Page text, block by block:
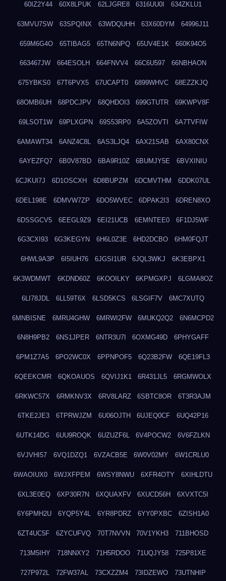
60IZ2Y44 60X8LPUK 62LJGRE8 6316UU0I 634ZKLU1
63MVU7SW 63SPQINX 63WDQUHH 63X60DYM 64996J11
659M6G4O 65TIBAG5 65TN6NPQ 65UV4E1K 660K94O5
663467JW 664ESOLH 664FNVV4 66C6U597 66NBHAON
675YBKS0 67T6PVX5 67UCAPT0 6899WHVC 68EZZKJQ
68OMB6UH 68PDCJPV 68QHDOI3 699GTUTR 69KWPV8F
69LSOT1W 69PLXGPN 69S53RP0 6A5ZOVTI 6A7TVFIW
6AMAWT34 6ANZ4C8L 6AS3LJQ4 6AX21SAB 6AX80CNX
6AYEZFQ7 6B0V87BD 6BA9R10Z 6BUMJY5E 6BVXINIU
6CJKUI7J 6D1OSCXH 6D8BUPZM 6DCMVTHM 6DDK07UL
6DEL198E 6DMVW7ZP 6DO5WVEC 6DPAK2I3 6DREN8XO
6DSSGCV5 6EEGL9Z9 6EI21UCB 6EMNTEE0 6F1DJ5WF
6G3CXI93 6G3KEGYN 6H6L0Z3E 6HD2DCBO 6HM0FQJT
6HWL9A3P 6I5IUH76 6JGSI1UR 6JQL3WKJ 6K3EBPX1
6K3WDMWT 6KDND60Z 6KOOILKY 6KPMGXPJ 6LGMA8OZ
6LI78JDL 6LL59T6X 6LSD5KCS 6LSGIF7V 6MC7XUTQ
6MNBISNE 6MRU4GHW 6MRWI2FW 6MUKQ2Q2 6N6MCPD2
6N8H9PB2 6NS1JPER 6NTR3U7I 6OXMG49D 6PHYGAFF
6PM1Z7A5 6PO2WC0X 6PPNPOF5 6Q23B2FW 6QE19FL3
6QEEKCMR 6QKOAUOS 6QVIJ1K1 6R431JL5 6RGMWOLX
6RKWC57X 6RMKNV3X 6RV8LARZ 6SBTC8OR 6T3R3AJM
6TKE2JE3 6TPRWJZM 6U06OJTH 6UJEQ0CF 6UQ42P16
6UTK14DG 6UU9ROQK 6UZUZF6L 6V4POCW2 6V6FZLKN
6VJVHI57 6VQ1DZQ1 6VZACB5E 6W0V02MY 6W1CRLU0
6WAOIUX0 6WJXFPEM 6WSY8NWU 6XFR4OTY 6XIHLDTU
6XL3E0EQ 6XP30R7N 6XQUAXFV 6XUCD56H 6XVXTC5I
6Y6PMH2U 6YQP5Y4L 6YR8PDRZ 6YY0PXBC 6ZISH1A0
6ZT4UC5F 6ZYCUFVQ 70T7NVVN 70V1YKH3 711BHOSD
713M5IHY 718NNXY2 71H5RDOO 71UQJY58 725P81XE
727P972L 72FW37AL 73CXZZM4 73IDZEWO 73UTNHIP